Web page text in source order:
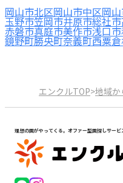
岡山市北区岡山市中区岡
玉野市笠岡市井原市総社市
赤磐市真庭市美作市浅口市
鏡野町勝央町奈義町西粟
エンクルTOP>地域か
理想の園がやってくる。オファー型園探しサービ